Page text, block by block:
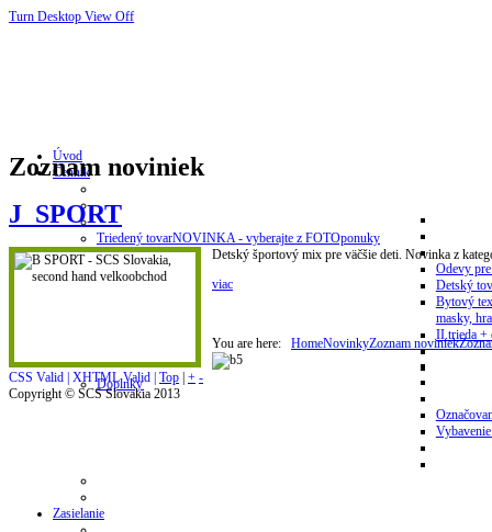
Turn Desktop View Off
Úvod
Cenník
Triedený tovarNOVINKA - vyberajte z FOTOponuky
Odevy
Detský
Bytový
masky,
II.trieda +
Doplnky
Zasielanie
Zoznam noviniek
J_SPORT
Detský športový mix pre väčšie deti. Novinka z
viac
You are here: HomeNovinkyZoznam noviniek
CSS Valid | XHTML Valid | Top + -
Copyright © SCS Slovakia 2013